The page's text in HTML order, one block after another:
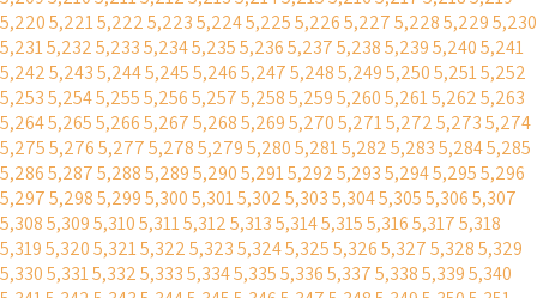
5,2205,2215,2225,2235,2245,2255,2265,2275,2285,2295,230
5,2315,2325,2335,2345,2355,2365,2375,2385,2395,2405,241
5,2425,2435,2445,2455,2465,2475,2485,2495,2505,2515,252
5,2535,2545,2555,2565,2575,2585,2595,2605,2615,2625,263
5,2645,2655,2665,2675,2685,2695,2705,2715,2725,2735,274
5,2755,2765,2775,2785,2795,2805,2815,2825,2835,2845,285
5,2865,2875,2885,2895,2905,2915,2925,2935,2945,2955,296
5,2975,2985,2995,3005,3015,3025,3035,3045,3055,3065,307
5,3085,3095,3105,3115,3125,3135,3145,3155,3165,3175,318
5,3195,3205,3215,3225,3235,3245,3255,3265,3275,3285,329
5,3305,3315,3325,3335,3345,3355,3365,3375,3385,3395,340